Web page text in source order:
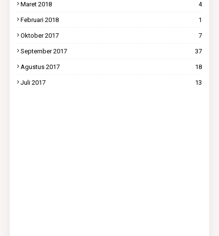
Maret 2018 4
Februari 2018 1
Oktober 2017 7
September 2017 37
Agustus 2017 18
Juli 2017 13